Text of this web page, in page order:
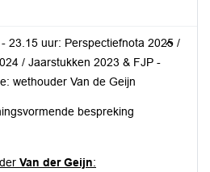
23.15 uur: Perspectiefnota 2025 /
/ Jaarstukken 2023 & FJP -
wethouder Van de Geijn
bespreking
Van der Geijn: